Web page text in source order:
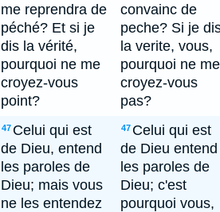
me reprendra de
péché? Et si je
dis la vérité,
pourquoi ne me
croyez-vous
point?
convainc de
peche? Si je
la verite, vous,
pourquoi ne me
croyez-vous
pas?
47 Celui qui est
de Dieu, entend
les paroles de
Dieu; mais vous
ne les entendez
47 Celui qui est
de Dieu entend
les paroles de
Dieu; c'est
pourquoi vous,